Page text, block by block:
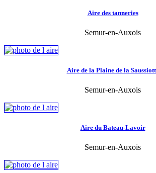
Aire des tanneries
Semur-en-Auxois
Aire de la Plaine de la
Semur-en-Auxois
Aire du Bateau-Lavoir
Semur-en-Auxois